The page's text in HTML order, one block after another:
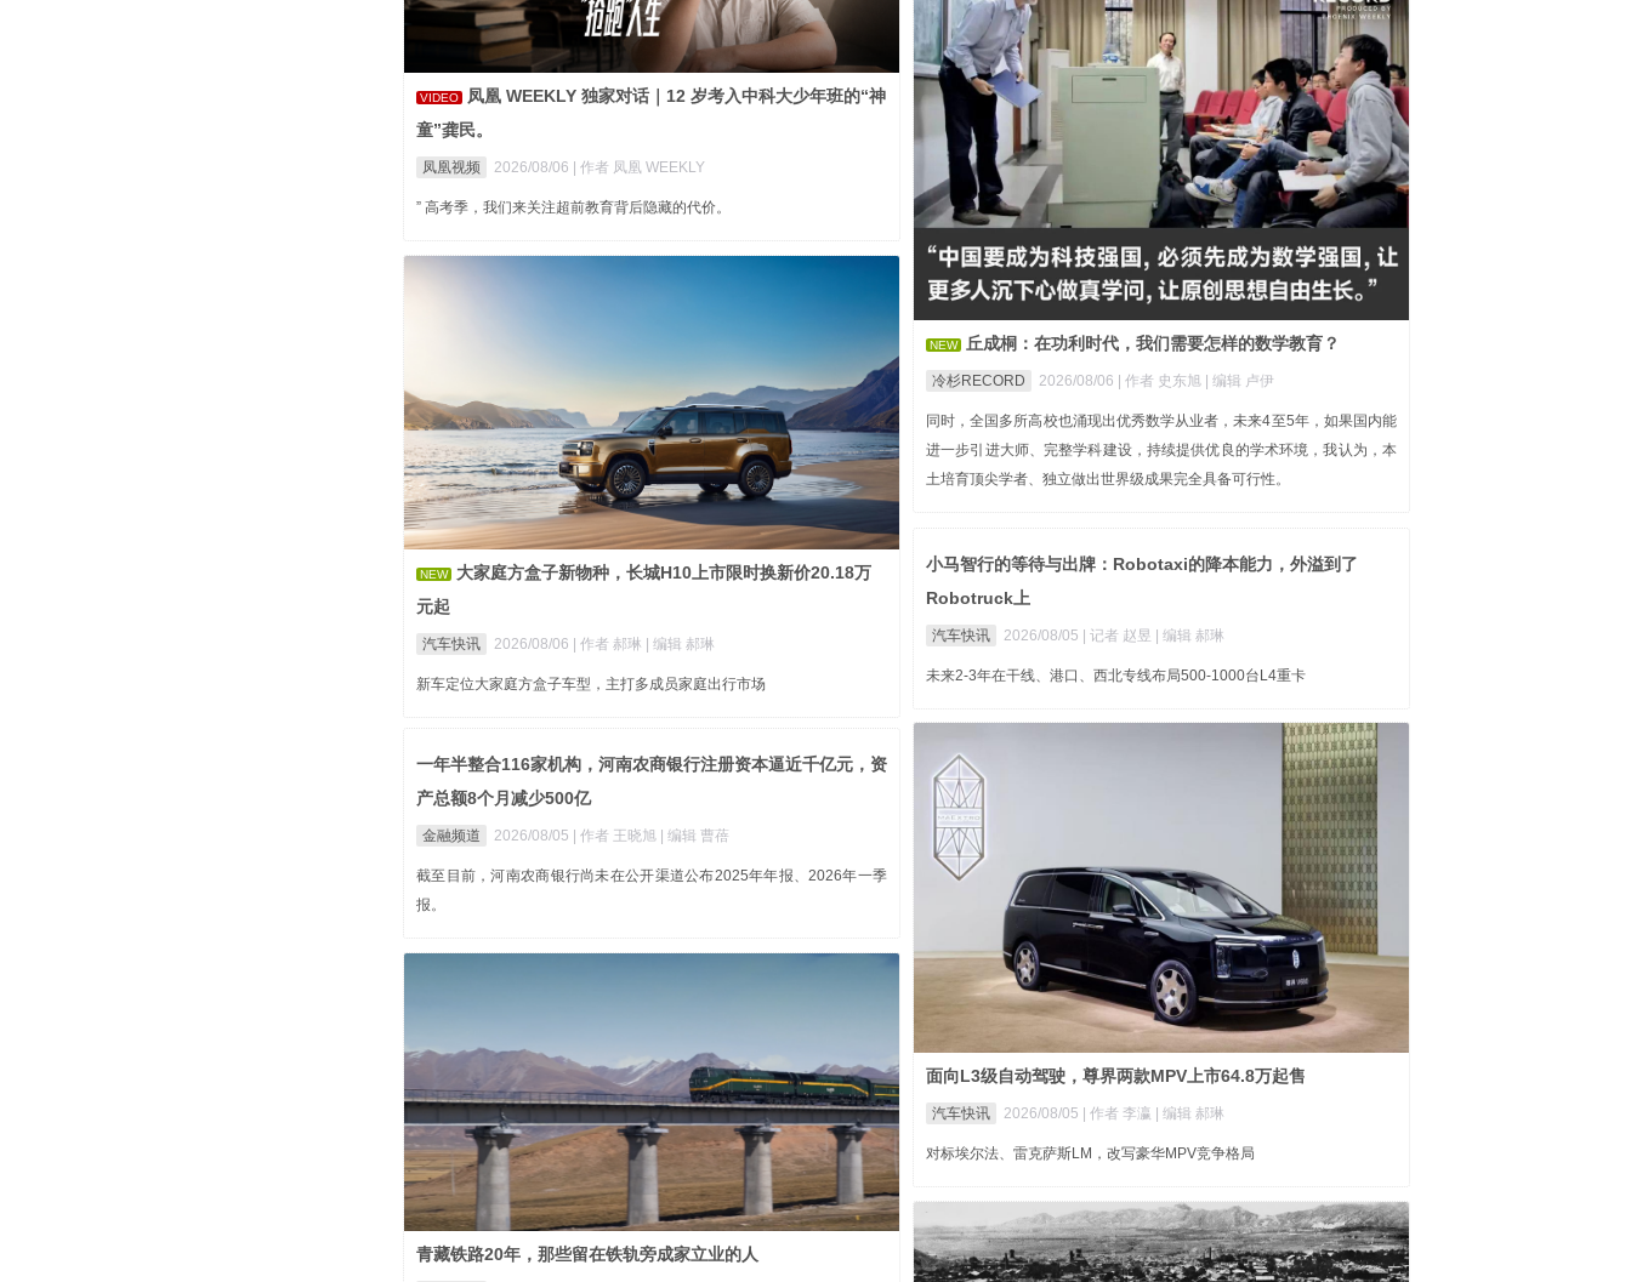
VIDEO
凤凰 WEEKLY 独家对话｜12 岁考入中科大少年班的“神
童”龚民。
凤凰视频 2026/08/06 | 作者 凤凰 WEEKLY
” 高考季，我们来关注超前教育背后隐藏的代价。
NEW 丘成桐：在功利时代，我们需要怎样的数学教育？
冷杉RECORD 2026/08/06 | 作者 史东旭 | 编辑 卢伊
同时，全国多所高校也涌现出优秀数学从业者，未来4至5年，如果国内能
进一步引进大师、完整学科建设，持续提供优良的学术环境，我认为，本
土培育顶尖学者、独立做出世界级成果完全具备可行性。
NEW
大家庭方盒子新物种，长城H10上市限时换新价20.18万
元起
汽车快讯 2026/08/06 | 作者 郝琳 | 编辑 郝琳
新车定位大家庭方盒子车型，主打多成员家庭出行市场
小马智行的等待与出牌：Robotaxi的降本能力，外溢到了
Robotruck上
汽车快讯 2026/08/05 | 记者 赵昱 | 编辑 郝琳
未来2-3年在干线、港口、西北专线布局500-1000台L4重卡
面向L3级自动驾驶，尊界两款MPV上市64.8万起售
汽车快讯 2026/08/05 | 作者 李瀛 | 编辑 郝琳
对标埃尔法、雷克萨斯LM，改写豪华MPV竞争格局
一年半整合116家机构，河南农商银行注册资本逼近千亿元，资
产总额8个月减少500亿
金融频道 2026/08/05 | 作者 王晓旭 | 编辑 曹蓓
截至目前，河南农商银行尚未在公开渠道公布2025年年报、2026年一季
报。
青藏铁路20年，那些留在铁轨旁成家立业的人